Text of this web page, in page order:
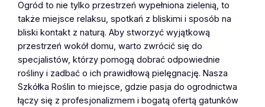
Ogród to nie tylko przestrzeń wypełniona zielenią, to
także miejsce relaksu, spotkań z bliskimi i sposób na
bliski kontakt z naturą. Aby stworzyć wyjątkową
przestrzeń wokół domu, warto zwrócić się do
specjalistów, którzy pomogą dobrać odpowiednie
rośliny i zadbać o ich prawidłową pielęgnację. Nasza
Szkółka Roślin to miejsce, gdzie pasja do ogrodnictwa
łączy się z profesjonalizmem i bogatą ofertą gatunków